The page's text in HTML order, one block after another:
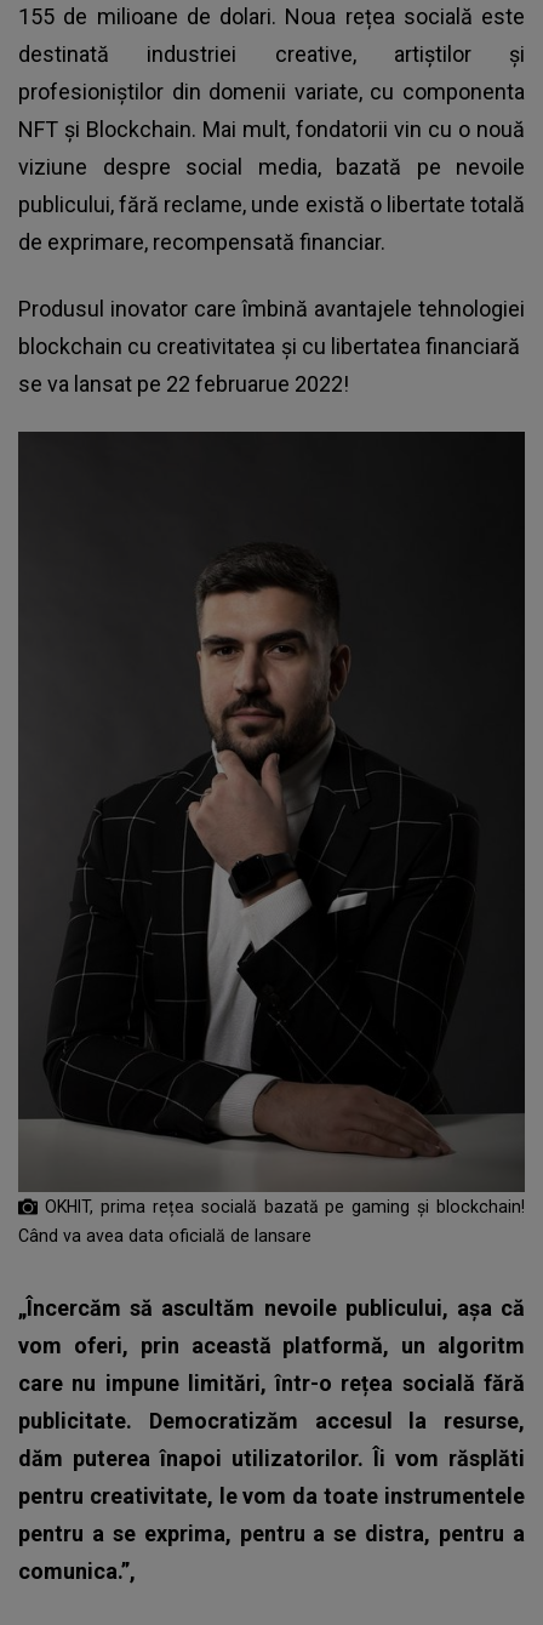
155 de milioane de dolari. Noua rețea socială este
destinată industriei creative, artiștilor și
profesioniștilor din domenii variate, cu componenta
NFT și Blockchain. Mai mult, fondatorii vin cu o nouă
viziune despre social media, bazată pe nevoile
publicului, fără reclame, unde există o libertate totală
de exprimare, recompensată financiar.
Produsul inovator care îmbină avantajele tehnologiei
blockchain cu creativitatea și cu libertatea financiară
se va lansat pe 22 februarue 2022!
OKHIT, prima rețea socială bazată pe gaming și blockchain!
Când va avea data oficială de lansare
„Încercăm să ascultăm nevoile publicului, așa că
vom oferi, prin această platformă, un algoritm
care nu impune limitări, într-o rețea socială fără
publicitate. Democratizăm accesul la resurse,
dăm puterea înapoi utilizatorilor. Îi vom răsplăti
pentru creativitate, le vom da toate instrumentele
pentru a se exprima, pentru a se distra, pentru a
comunica.”,